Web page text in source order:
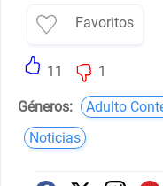
Favoritos
11 1
Géneros:
Adulto
Noticias